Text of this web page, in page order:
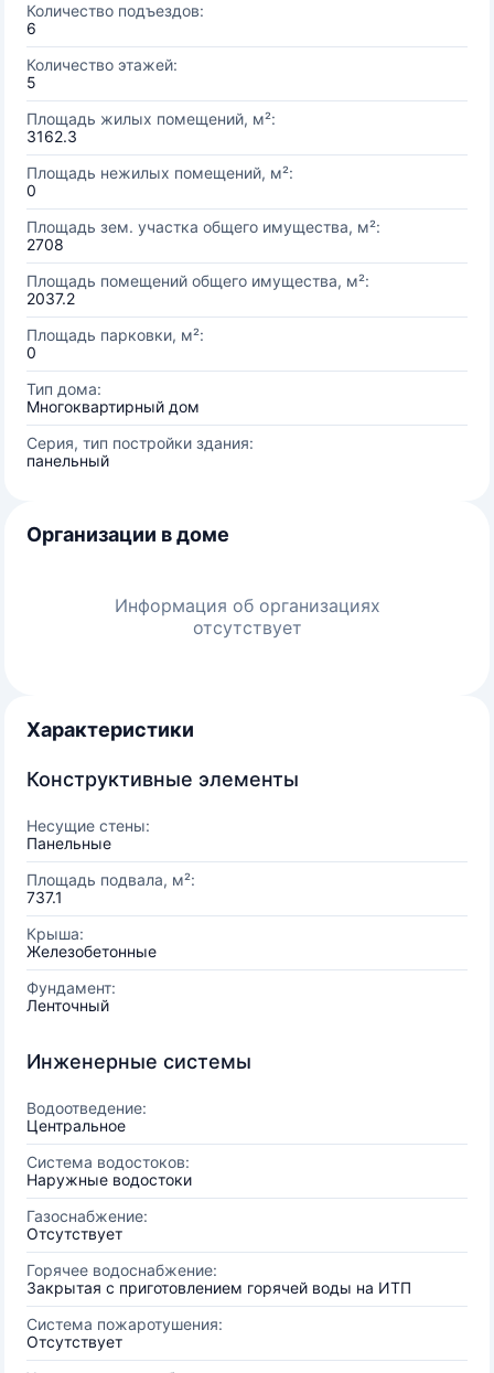
Количество подъездов:
6
Количество этажей:
5
Площадь жилых помещений, м²:
3162.3
Площадь нежилых помещений, м²:
0
Площадь зем. участка общего имущества, м²:
2708
Площадь помещений общего имущества, м²:
2037.2
Площадь парковки, м²:
0
Тип дома:
Многоквартирный дом
Серия, тип постройки здания:
панельный
Организации в доме
Информация об организациях
отсутствует
Характеристики
Конструктивные элементы
Несущие стены:
Панельные
Площадь подвала, м²:
737.1
Крыша:
Железобетонные
Фундамент:
Ленточный
Инженерные системы
Водоотведение:
Центральное
Система водостоков:
Наружные водостоки
Газоснабжение:
Отсутствует
Горячее водоснабжение:
Закрытая с приготовлением горячей воды на ИТП
Система пожаротушения:
Отсутствует